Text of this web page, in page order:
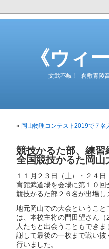
《ウィ
文武不岐 ! 倉敷青陵
« 岡山物理コンテスト2019で７名
競技かるた部、練習
全国競技かるた岡山
１１月２３日（土）・２４
育館武道場を会場に第１０
競技かるた部２６名が出場し
地元岡山での大会というこ
は、本校主将の門田望さん
人たちと出会うこともでき
謝して最後の一枚まで戦い
行いました。